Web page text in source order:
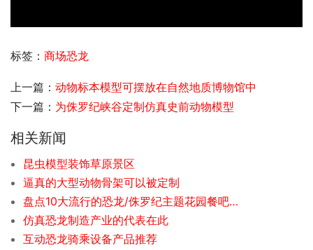
标签： 商场恐龙
上一篇： 动物标本模型可摆放在自然地质博物馆中
下一篇： 为侏罗纪峡谷定制仿真史前动物模型
相关新闻
昆虫模型装饰草原景区
逼真的大型动物骨架可以被定制
盘点10大流行的恐龙/侏罗纪主题花园餐吧的景观装饰
仿真恐龙制造产业的代表在此
互动恐龙骑乘设备产品推荐